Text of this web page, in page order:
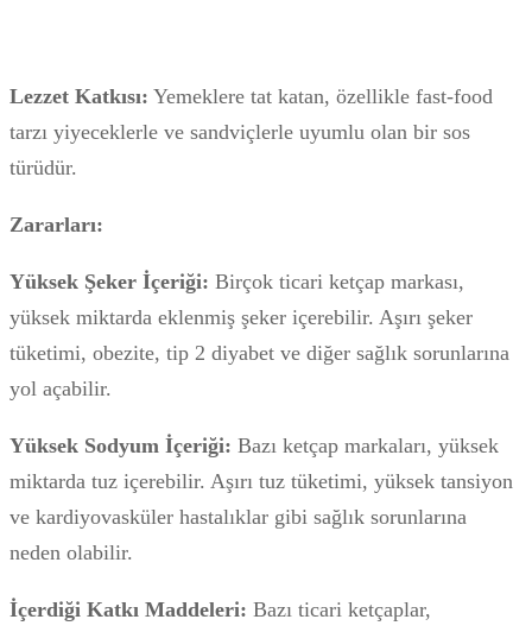
Lezzet Katkısı: Yemeklere tat katan, özellikle fast-food
tarzı yiyeceklerle ve sandviçlerle uyumlu olan bir sos
türüdür.
Zararları:
Yüksek Şeker İçeriği: Birçok ticari ketçap markası,
yüksek miktarda eklenmiş şeker içerebilir. Aşırı şeker
tüketimi, obezite, tip 2 diyabet ve diğer sağlık sorunlarına
yol açabilir.
Yüksek Sodyum İçeriği: Bazı ketçap markaları, yüksek
miktarda tuz içerebilir. Aşırı tuz tüketimi, yüksek tansiyon
ve kardiyovasküler hastalıklar gibi sağlık sorunlarına
neden olabilir.
İçerdiği Katkı Maddeleri: Bazı ticari ketçaplar,